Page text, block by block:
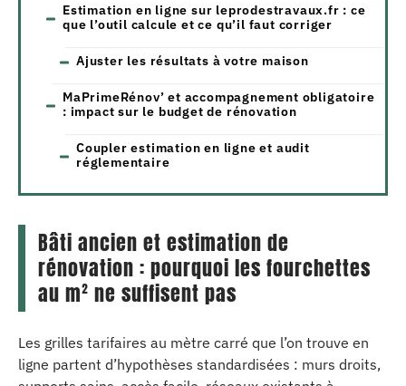
Estimation en ligne sur leprodestravaux.fr : ce
que l’outil calcule et ce qu’il faut corriger
Ajuster les résultats à votre maison
MaPrimeRénov’ et accompagnement obligatoire
: impact sur le budget de rénovation
Coupler estimation en ligne et audit
réglementaire
Bâti ancien et estimation de
rénovation : pourquoi les fourchettes
au m² ne suffisent pas
Les grilles tarifaires au mètre carré que l’on trouve en
ligne partent d’hypothèses standardisées : murs droits,